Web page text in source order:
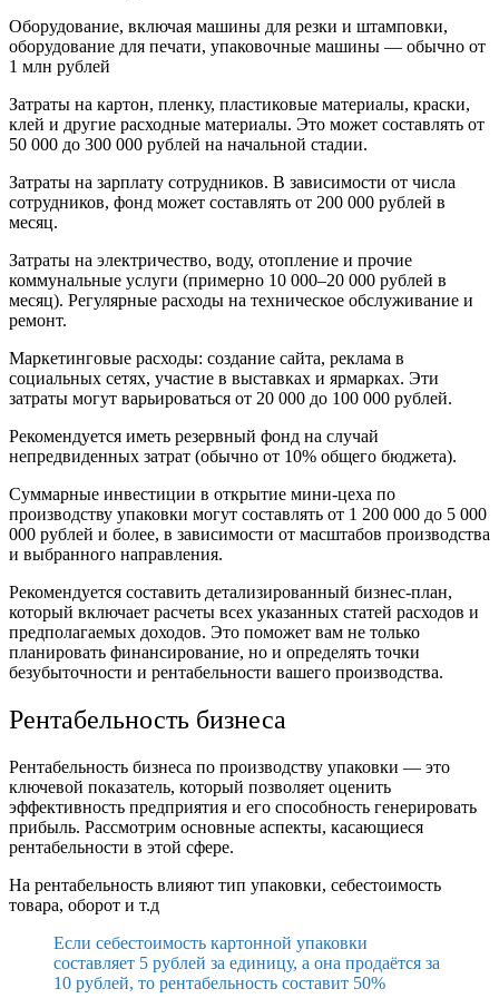
Оборудование, включая машины для резки и штамповки,
оборудование для печати, упаковочные машины — обычно от
1 млн рублей
Затраты на картон, пленку, пластиковые материалы, краски,
клей и другие расходные материалы. Это может составлять от
50 000 до 300 000 рублей на начальной стадии.
Затраты на зарплату сотрудников. В зависимости от числа
сотрудников, фонд может составлять от 200 000 рублей в
месяц.
Затраты на электричество, воду, отопление и прочие
коммунальные услуги (примерно 10 000–20 000 рублей в
месяц). Регулярные расходы на техническое обслуживание и
ремонт.
Маркетинговые расходы: создание сайта, реклама в
социальных сетях, участие в выставках и ярмарках. Эти
затраты могут варьироваться от 20 000 до 100 000 рублей.
Рекомендуется иметь резервный фонд на случай
непредвиденных затрат (обычно от 10% общего бюджета).
Суммарные инвестиции в открытие мини-цеха по
производству упаковки могут составлять от 1 200 000 до 5 000
000 рублей и более, в зависимости от масштабов производства
и выбранного направления.
Рекомендуется составить детализированный бизнес-план,
который включает расчеты всех указанных статей расходов и
предполагаемых доходов. Это поможет вам не только
планировать финансирование, но и определять точки
безубыточности и рентабельности вашего производства.
Рентабельность бизнеса
Рентабельность бизнеса по производству упаковки — это
ключевой показатель, который позволяет оценить
эффективность предприятия и его способность генерировать
прибыль. Рассмотрим основные аспекты, касающиеся
рентабельности в этой сфере.
На рентабельность влияют тип упаковки, себестоимость
товара, оборот и т.д
Если себестоимость картонной упаковки
составляет 5 рублей за единицу, а она продаётся за
10 рублей, то рентабельность составит 50%